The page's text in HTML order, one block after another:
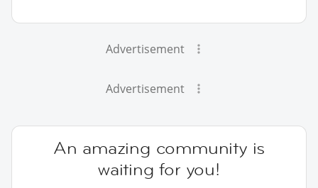
Advertisement
Advertisement
An amazing community is
waiting for you!